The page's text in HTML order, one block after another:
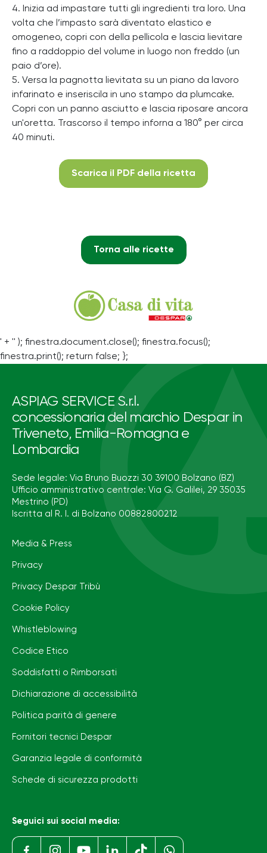
4. Inizia ad impastare tutti gli ingredienti tra loro. Una
volta che l’impasto sarà diventato elastico e
omogeneo, copri con della pellicola e lascia lievitare
fino a raddoppio del volume in luogo non freddo (un
paio d’ore).
5. Versa la pagnotta lievitata su un piano da lavoro
infarinato e inseriscila in uno stampo da plumcake.
Copri con un panno asciutto e lascia riposare ancora
un'oretta. Trascorso il tempo inforna a 180° per circa
40 minuti.
Scarica il PDF della ricetta
Torna alle ricette
' + '' ); finestra.document.close(); finestra.focus();
finestra.print(); return false; };
ASPIAG SERVICE S.r.l.
concessionaria del marchio Despar in
Triveneto, Emilia-Romagna e
Lombardia
Sede legale: Via Bruno Buozzi 30 39100 Bolzano (BZ)
Ufficio amministrativo centrale: Via G. Galilei, 29 35035
Mestrino (PD)
Iscritta al R. I. di Bolzano 00882800212
Media & Press
Privacy
Privacy Despar Tribù
Cookie Policy
Whistleblowing
Codice Etico
Soddisfatti o Rimborsati
Dichiarazione di accessibilità
Politica parità di genere
Fornitori tecnici Despar
Garanzia legale di conformità
Schede di sicurezza prodotti
Seguici sui social media: